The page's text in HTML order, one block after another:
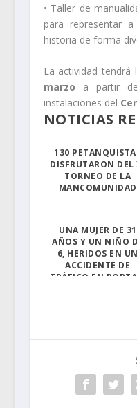
• Taller de
para representar
historia de forma
La actividad tendrá
marzo a partir
instalaciones del
NOTICIAS
130
DISFRUTARON DEL
TORNEO DE LA
MANCOMUNIDAD
UNA MUJER DE 31
AÑOS Y UN NIÑO
6, HERIDOS EN UN
ACCIDENTE DE
TRÁFICO EN